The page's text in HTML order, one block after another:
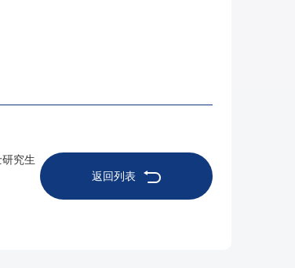
返回列表
究生